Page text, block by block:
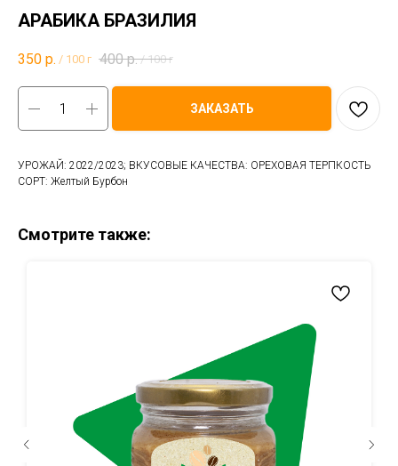
АРАБИКА БРАЗИЛИЯ
350 р. / 100 г 400 р. / 100 г
ЗАКАЗАТЬ
УРОЖАЙ: 2022/2023; ВКУСОВЫЕ КАЧЕСТВА: ОРЕХОВАЯ ТЕРПКОСТЬ
СОРТ: Желтый Бурбон
Смотрите также: